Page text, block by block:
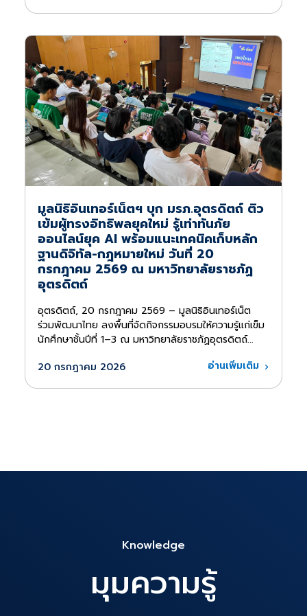
มูลนิธิอินเทอร์เน็ตฯ บุก มรภ.อุตรดิตถ์ ติว
เข้มผู้ทรงอิทธิพลยุคใหม่ รู้เท่าทันภัย
ออนไลน์ยุค AI พร้อมแนะเทคนิคเก็บหลัก
ฐานดิจิทัล-กฎหมายใหม่ วันที่ 20
กรกฎาคม 2569 ณ มหาวิทยาลัยราชภัฏ
อุตรดิตถ์
อุตรดิตถ์, 20 กรกฎาคม 2569 – มูลนิธิอินเทอร์เน็ต
ร่วมพัฒนาไทย ลงพื้นที่จัดกิจกรรมอบรมให้ความรู้แก่เข็ม
นักศึกษาชั้นปีที่ 1–3 ณ มหาวิทยาลัยราชภัฏอุตรดิตถ์...
20 กรกฎาคม 2026
อ่านเพิ่มเติม
Knowledge
มุมความรู้